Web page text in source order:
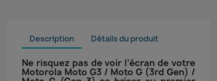
Description Détails du produit
Ne risquez pas de voir l’écran de votre
Motorola Moto G3 / Moto G (3rd Gen) /